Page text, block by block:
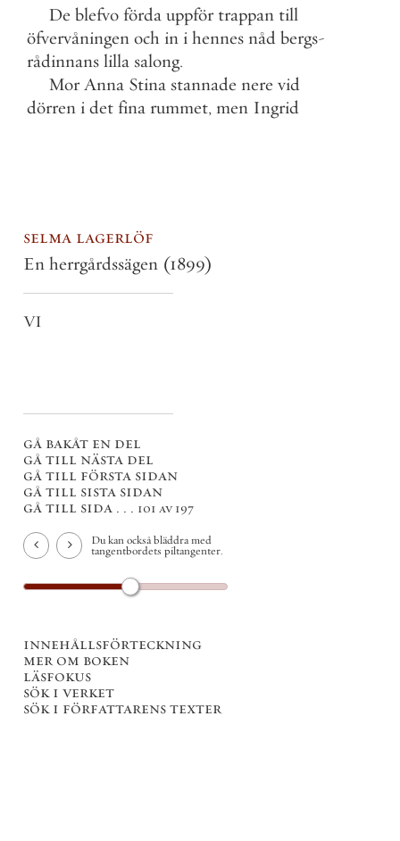
De blefvo förda uppför trappan till
öfvervåningen och in i hennes nåd bergs-
rådinnans lilla salong.
Mor Anna Stina stannade nere vid
dörren i det fina rummet, men Ingrid
selma lagerlöf
En herrgårdssägen (1899)
VI
gå bakåt en del
gå till nästa del
gå till första sidan
gå till sista sidan
gå till sida . . . 101 av 197
Du kan också bläddra med
tangentbordets piltangenter.
innehållsförteckning
mer om boken
läsfokus
sök i verket
sök i författarens texter